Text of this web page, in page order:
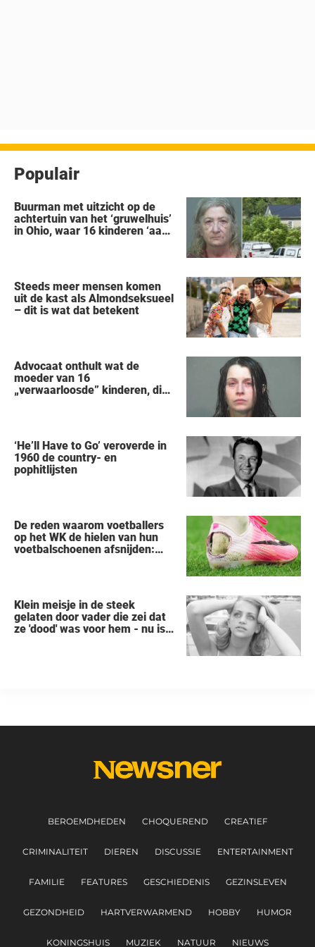
Populair
Buurman met uitzicht op de
achtertuin van het ‘gruwelhuis’
in Ohio, waar 16 kinderen ‘aan
Steeds meer mensen komen
uit de kast als Almondseksueel
– dit is wat dat betekent
Advocaat onthult wat de
moeder van 16
„verwaarloosde” kinderen, die
‘He’ll Have to Go’ veroverde in
1960 de country- en
pophitlijsten
De reden waarom voetballers
op het WK de hielen van hun
voetbalschoenen afsnijden:
Klein meisje in de steek
gelaten door vader die zei dat
ze 'dood' was voor hem - nu is
BEROEMDHEDEN CHOQUEREND CREATIEF
CRIMINALITEIT DIEREN DISCUSSIE ENTERTAINMENT
FAMILIE FEATURES GESCHIEDENIS GEZINSLEVEN
GEZONDHEID HARTVERWARMEND HOBBY HUMOR
KONINGSHUIS MUZIEK NATUUR NIEUWS